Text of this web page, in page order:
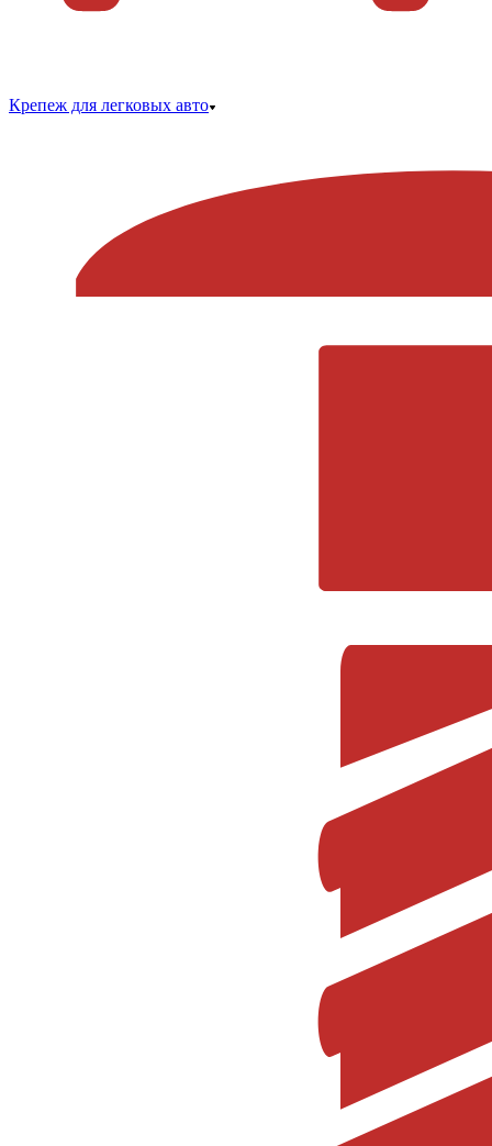
Крепеж для легковых авто